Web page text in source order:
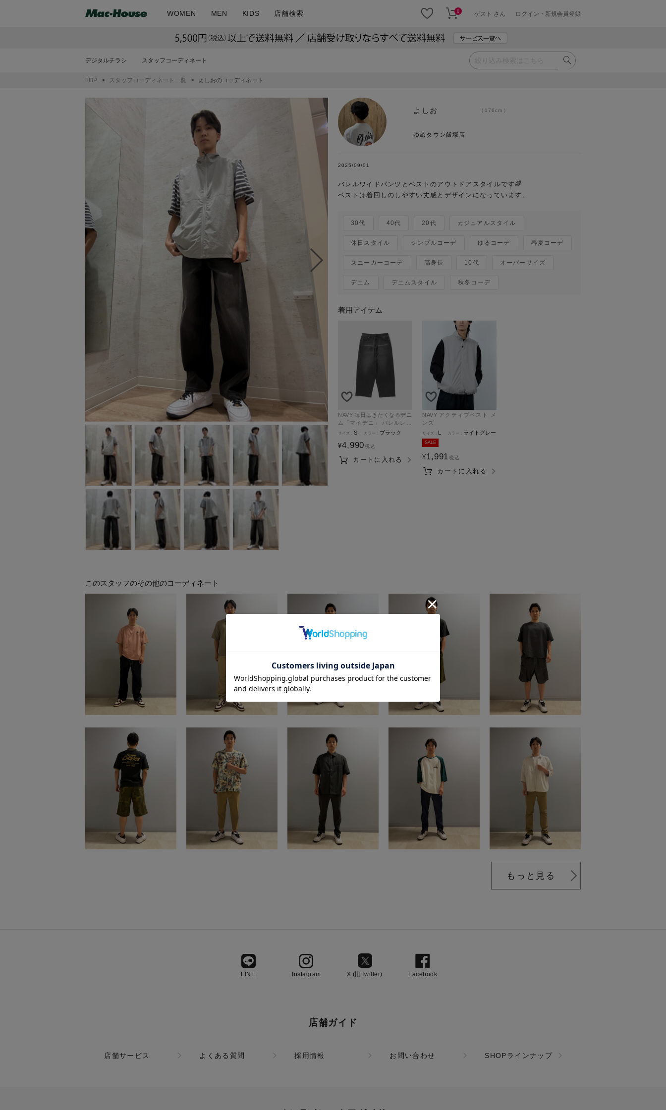
WOMEN MEN KIDS 店舗検索 0 ゲスト さん ログイン・新規会員登録
デジタルチラシ スタッフコーディネート
TOP スタッフコーディネート一覧 よしおのコーディネート
よしお
ゆめタウン飯塚店
176cm
2025/09/01
バレルワイドパンツとベストのアウトドアスタイルです🌈
ベストは着回しのしやすい丈感とデザインになっています。
30代 40代 20代 カジュアルスタイル
休日スタイル シンプルコーデ ゆるコーデ 春夏コーデ
スニーカーコーデ 高身長 10代 オーバーサイズ
デニム デニムスタイル 秋冬コーデ
着用アイテム
NAVY 毎日はきたくなるデニ
ム「マイデニ」 バレルレッ
グ ワイドパンツ メンズ
S ブラック
¥4,990 税込
カートに入れる
NAVY アクティブベスト メ
ンズ
L
ライトグレー
SALE
¥1,991 税込
カートに入れる
このスタッフのその他のコーディネート
もっと見る
LINE Instagram X (旧Twitter) Facebook
店舗ガイド
店舗サービス よくある質問 採用情報 お問い合わせ SHOPラインナップ